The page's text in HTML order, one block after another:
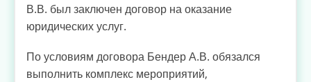
В.В. был заключен договор на оказание
юридических услуг.
По условиям договора Бендер А.В. обязался
выполнить комплекс мероприятий,